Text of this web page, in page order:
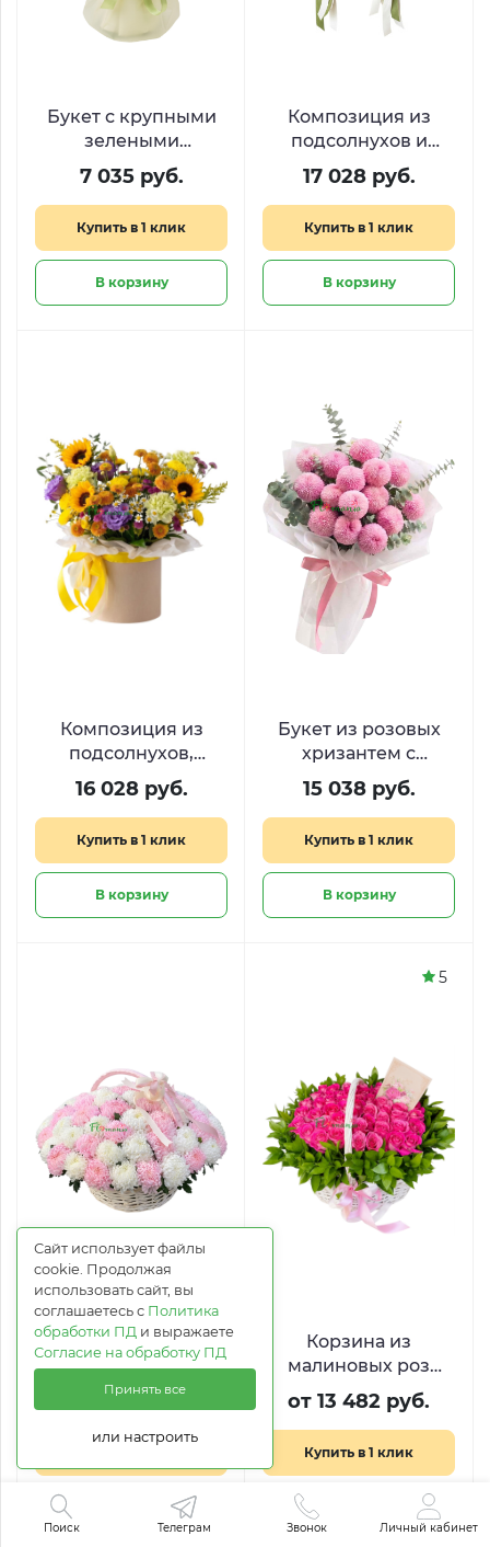
Букет с крупными
зелеными
хризантемами
«Лаймовый микс»
7 035 руб.
Купить в 1 клик
В корзину
Композиция из
подсолнухов и
гортензий «Урожай
тепла»
17 028 руб.
Купить в 1 клик
В корзину
Композиция из
подсолнухов,
хризантем и
эустомы ««Яркое
16 028 руб.
Купить в 1 клик
В корзину
Букет из розовых
хризантем с
эвкалиптом
«Плюшевая
15 038 руб.
Купить в 1 клик
В корзину
Корзина из
пушистых румяных
и белоснежных
хризантем «Пудра»
45 038 руб.
Корзина из
малиновых роз
Маджента
от 13 482 руб.
Купить в 1 клик
5
Поиск Телеграм Звонок Личный кабинет
Сайт использует файлы
cookie. Продолжая
использовать сайт, вы
соглашаетесь с Политика
обработки ПД и выражаете
Согласие на обработку ПД
Принять все
или настроить